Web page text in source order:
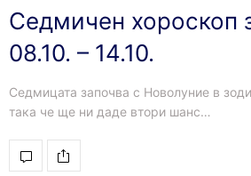
Седмичен хороскоп
08.10. – 14.10.
Седмицата започва с Новолуние в
така че ще ни даде втори шанс…